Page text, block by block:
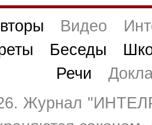
Видео
Беседы
Речи
Журнал